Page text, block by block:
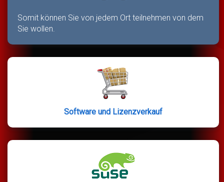
Somit können Sie von jedem Ort teilnehmen von dem
Sie wollen.
Software und Lizenzverkauf